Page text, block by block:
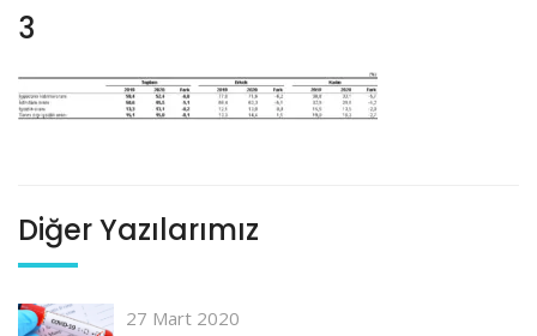
3
Diğer Yazılarımız
27 Mart 2020